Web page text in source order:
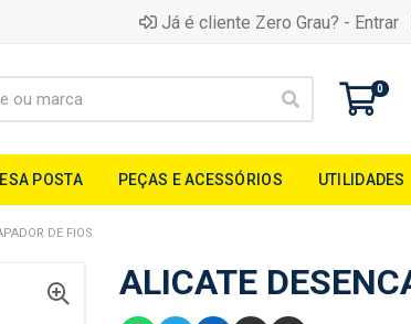
Já é cliente Zero Grau? - Entrar
0
POSTA PEÇAS E ACESSÓRIOS UTILIDADES
DE FIOS
ALICATE